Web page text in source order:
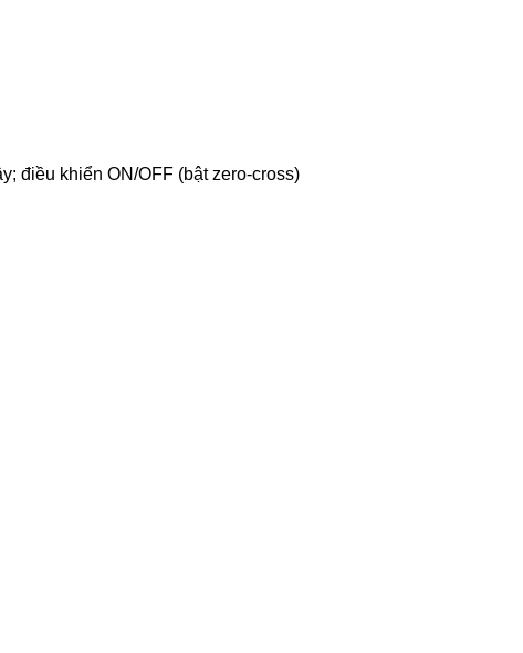
điều khiển ON/OFF (bật zero-cross)